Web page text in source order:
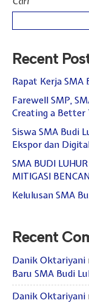
Recent
Rapat Kerja SMA
Farewell SMP,
Creating a
Siswa SMA Budi
Ekspor dan
SMA BUDI
MITIGASI
Kelulusan SMA
Recent
Danik Oktariyani
Baru SMA Budi
Danik Oktariyani